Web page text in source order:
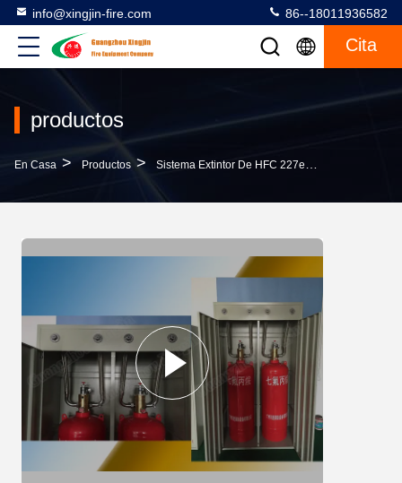
info@xingjin-fire.com 86--18011936582
Cita
productos
En Casa > Productos > Sistema Extintor De HFC 227ea